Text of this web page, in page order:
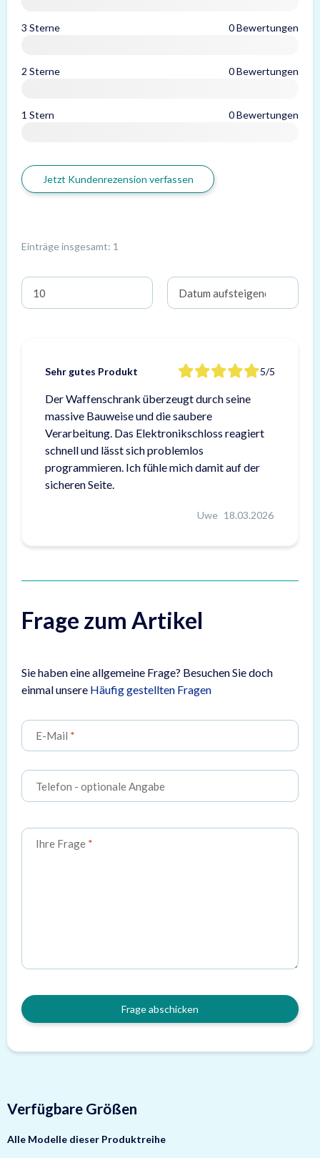
3 Sterne 0 Bewertungen
2 Sterne 0 Bewertungen
1 Stern 0 Bewertungen
Jetzt Kundenrezension verfassen
Einträge insgesamt: 1
Sehr gutes Produkt 5/5
Der Waffenschrank überzeugt durch seine
massive Bauweise und die saubere
Verarbeitung. Das Elektronikschloss reagiert
schnell und lässt sich problemlos
programmieren. Ich fühle mich damit auf der
sicheren Seite.
Uwe 18.03.2026
Frage zum Artikel
Sie haben eine allgemeine Frage? Besuchen Sie doch
einmal unsere Häufig gestellten Fragen
E-Mail
Telefon - optionale Angabe
Ihre Frage
Frage abschicken
Verfügbare Größen
Alle Modelle dieser Produktreihe